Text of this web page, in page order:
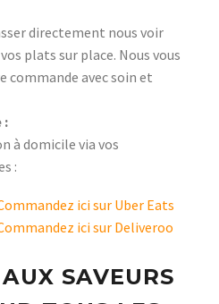
directement nous voir
plats sur place. Nous vous
commande avec soin et
:
à domicile via vos
:
ici sur Uber Eats
ici sur Deliveroo
SAVEURS